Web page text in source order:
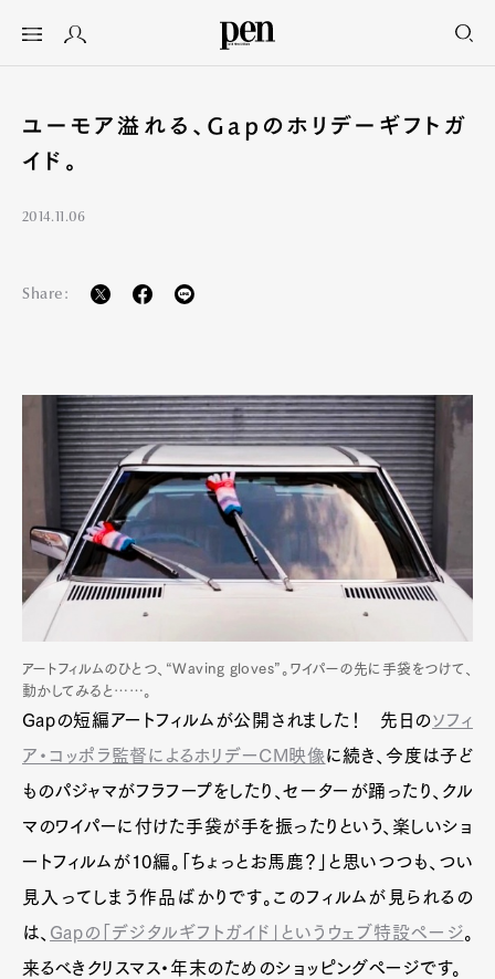
ユーモア溢れる、Gapのホリデーギフトガ
イド。
2014.11.06
Share:
アートフィルムのひとつ、“Waving gloves”。ワイパーの先に手袋をつけて、
動かしてみると……。
Gapの短編アートフィルムが公開されました！ 先日のソフィ
ア・コッポラ監督によるホリデーCM映像に続き、今度は子ど
ものパジャマがフラフープをしたり、セーターが踊ったり、クル
マのワイパーに付けた手袋が手を振ったりという、楽しいショ
ートフィルムが10編。「ちょっとお馬鹿？」と思いつつも、つい
見入ってしまう作品ばかりです。このフィルムが見られるの
は、 Gapの「デジタルギフトガイド」というウェブ特設ページ。
来るべきクリスマス・年末のためのショッピングページです。